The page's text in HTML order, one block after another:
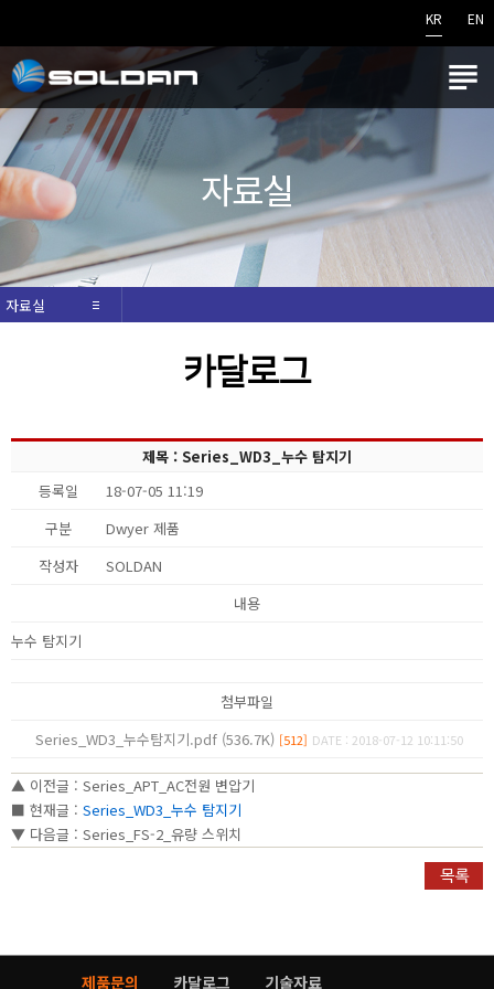
KR EN

자료실
자료실
카달로그
제목 : Series_WD3_누수 탐지기
등록일
18-07-05 11:19
구분
Dwyer 제품
작성자
SOLDAN
내용
누수 탐지기
첨부파일
Series_WD3_누수탐지기.pdf (536.7K) [512] DATE : 2018-07-12 10:11:50
▲ 이전글 : Series_APT_AC전원 변압기
■ 현재글 : Series_WD3_누수 탐지기
▼ 다음글 : Series_FS-2_유량 스위치
제품문의 카달로그 기술자료